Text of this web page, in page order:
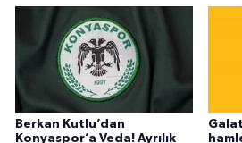
Berkan Kutlu’dan
Konyaspor’a Veda! Ayrılık